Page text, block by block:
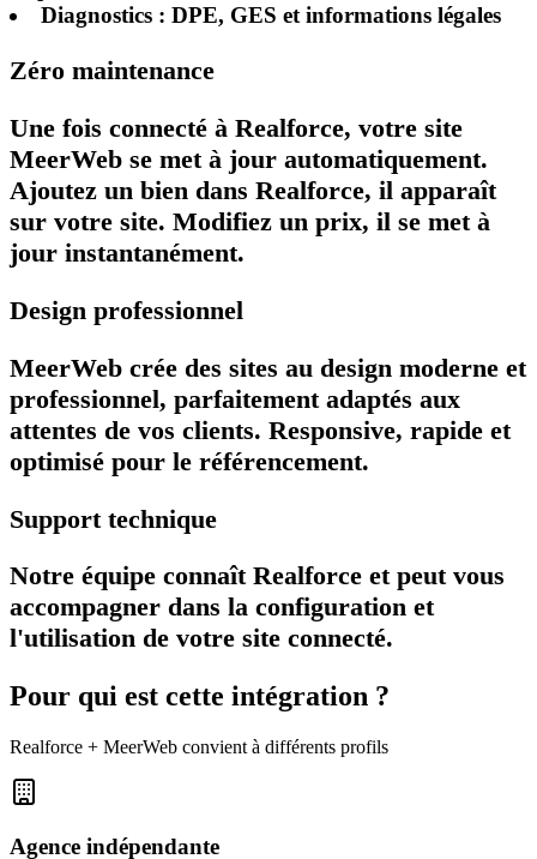
Diagnostics: DPE, GES et informations légales
Zéro maintenance
Une fois connecté à Realforce, votre site
MeerWeb se met à jour automatiquement.
Ajoutez un bien dans Realforce, il apparaît
sur votre site. Modifiez un prix, il se met à
jour instantanément.
Design professionnel
MeerWeb crée des sites au design moderne et
professionnel, parfaitement adaptés aux
attentes de vos clients. Responsive, rapide et
optimisé pour le référencement.
Support technique
Notre équipe connaît Realforce et peut vous
accompagner dans la configuration et
l'utilisation de votre site connecté.
Pour qui est cette intégration ?
Realforce + MeerWeb convient à différents profils
Agence indépendante